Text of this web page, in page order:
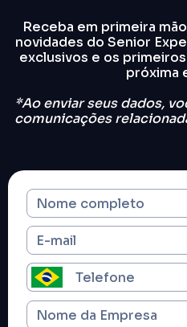
Receba em primeira
novidades do Senior
exclusivos e os
próxima
*Ao enviar seus dados,
comunicações